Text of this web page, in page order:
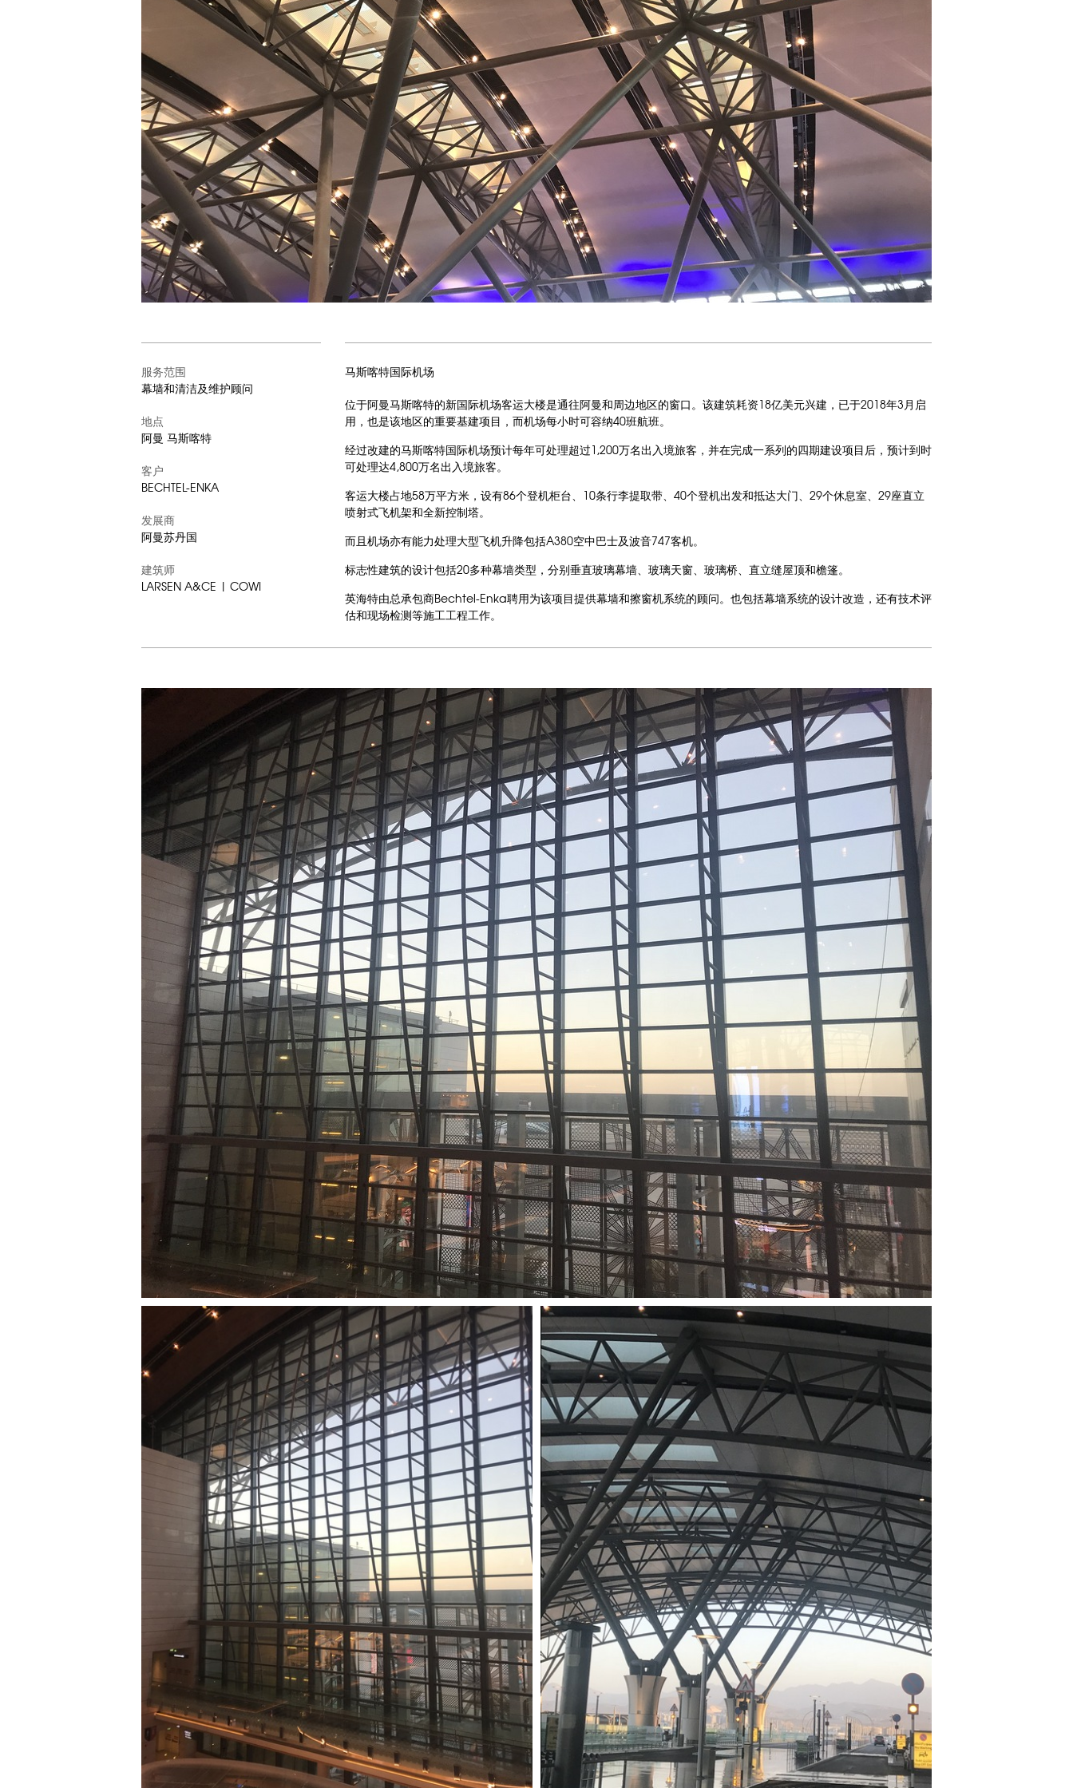
马斯喀特国际机场
位于阿曼马斯喀特的新国际机场客运大楼是通往阿曼和周边地区的窗口。该建筑耗资18亿美元兴建，已于2018年3月启
用，也是该地区的重要基建项目，而机场每小时可容纳40班航班。
经过改建的马斯喀特国际机场预计每年可处理超过1,200万名出入境旅客，并在完成一系列的四期建设项目后，预计到时
可处理达4,800万名出入境旅客。
客运大楼占地58万平方米，设有86个登机柜台、10条行李提取带、40个登机出发和抵达大门、29个休息室、29座直立
喷射式飞机架和全新控制塔。
而且机场亦有能力处理大型飞机升降包括A380空中巴士及波音747客机。
标志性建筑的设计包括20多种幕墙类型，分别垂直玻璃幕墙、玻璃天窗、玻璃桥、直立缝屋顶和檐篷。
英海特由总承包商Bechtel-Enka聘用为该项目提供幕墙和擦窗机系统的顾问。也包括幕墙系统的设计改造，还有技术评
估和现场检测等施工工程工作。
服务范围
幕墙和清洁及维护顾问
地点
阿曼 马斯喀特
客户
BECHTEL-ENKA
发展商
阿曼苏丹国
建筑师
LARSEN A&CE | COWI